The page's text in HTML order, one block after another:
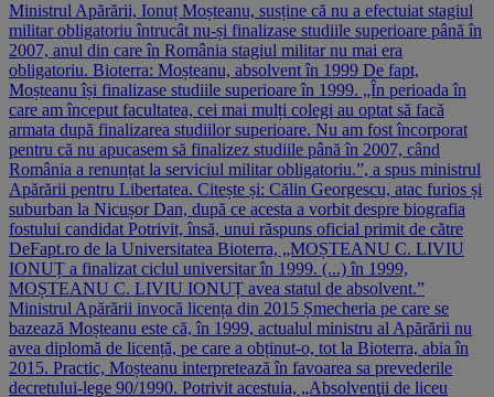
Ministrul Apărării, Ionuț Moșteanu, susține că nu a efectuiat stagiul
militar obligatoriu întrucât nu-și finalizase studiile superioare până în
2007, anul din care în România stagiul militar nu mai era
obligatoriu. Bioterra: Moșteanu, absolvent în 1999 De fapt,
Moșteanu își finalizase studiile superioare în 1999. „În perioada în
care am început facultatea, cei mai mulți colegi au optat să facă
armata după finalizarea studiilor superioare. Nu am fost încorporat
pentru că nu apucasem să finalizez studiile până în 2007, când
România a renunțat la serviciul militar obligatoriu.”, a spus ministrul
Apărării pentru Libertatea. Citește și: Călin Georgescu, atac furios și
suburban la Nicușor Dan, după ce acesta a vorbit despre biografia
fostului candidat Potrivit, însă, unui răspuns oficial primit de către
DeFapt.ro de la Universitatea Bioterra, „MOȘTEANU C. LIVIU
IONUȚ a finalizat ciclul universitar în 1999. (...) în 1999,
MOȘTEANU C. LIVIU IONUȚ avea statul de absolvent.”
Ministrul Apărării invocă licența din 2015 Șmecheria pe care se
bazează Moșteanu este că, în 1999, actualul ministru al Apărării nu
avea diplomă de licență, pe care a obținut-o, tot la Bioterra, abia în
2015. Practic, Moșteanu interpretează în favoarea sa prevederile
decretului-lege 90/1990. Potrivit acestuia, „Absolvenţii de liceu